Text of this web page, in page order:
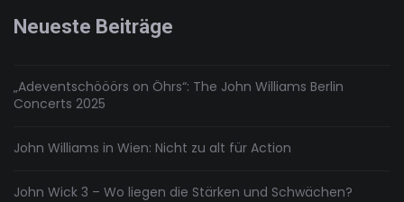
Wetter
Neueste Beiträge
„Adeventschööörs on Öhrs“: The John Williams Berlin
Concerts 2025
John Williams in Wien: Nicht zu alt für Action
John Wick 3 – Wo liegen die Stärken und Schwächen?